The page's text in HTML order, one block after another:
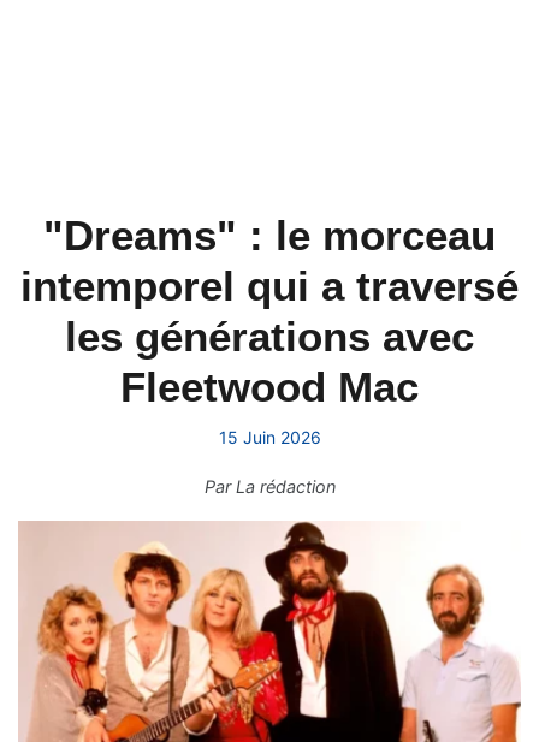
"Dreams" : le morceau
intemporel qui a traversé
les générations avec
Fleetwood Mac
15 Juin 2026
ParLa rédaction